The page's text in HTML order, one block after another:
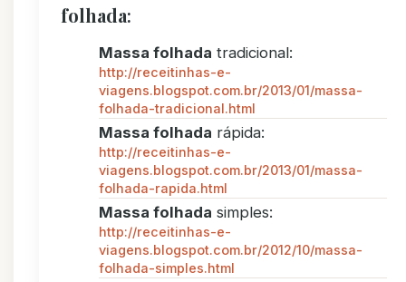
folhada:
Massa folhada tradicional:
http://receitinhas-e-
viagens.blogspot.com.br/2013/01/massa-
folhada-tradicional.html
Massa folhada rápida:
http://receitinhas-e-
viagens.blogspot.com.br/2013/01/massa-
folhada-rapida.html
Massa folhada simples:
http://receitinhas-e-
viagens.blogspot.com.br/2012/10/massa-
folhada-simples.html